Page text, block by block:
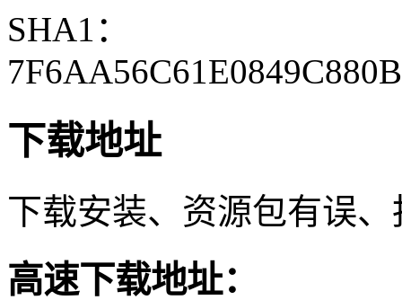
SHA1：
下载地址
下载安装、资源包有误
高速下载地址：